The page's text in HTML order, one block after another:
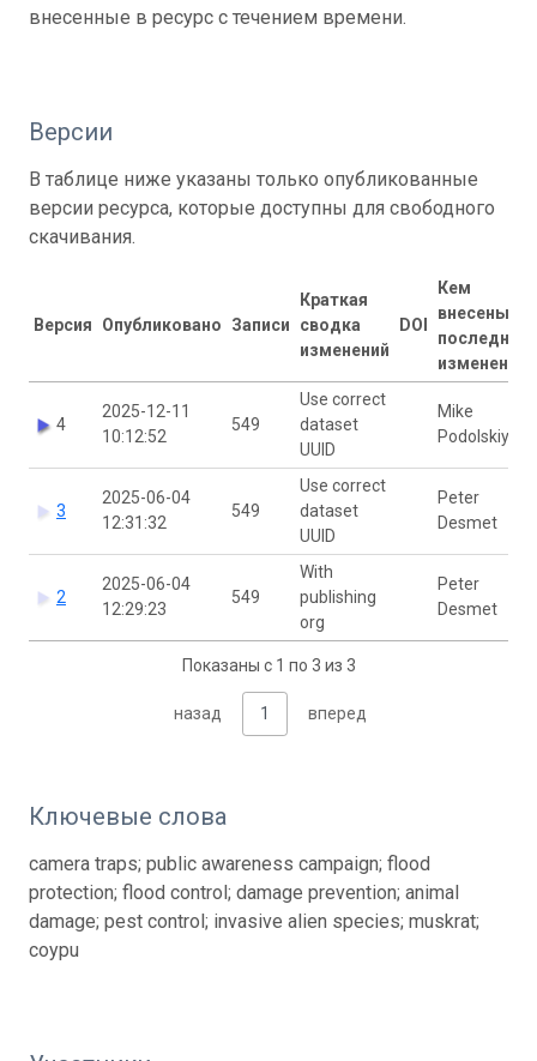
внесенные в ресурс с течением времени.
Версии
В таблице ниже указаны только опубликованные
версии ресурса, которые доступны для свободного
скачивания.
Версия Опубликовано Записи
Краткая
сводка
изменений
DOI
Кем
внесены
последние
изменения
4
2025-12-11
10:12:52
549
Use correct
dataset
UUID
Mike
Podolskiy
3
2025-06-04
12:31:32
549
Use correct
dataset
UUID
Peter
Desmet
2
2025-06-04
12:29:23
549
With
publishing
org
Peter
Desmet
Показаны с 1 по 3 из 3
назад 1 вперед
Ключевые слова
camera traps; public awareness campaign; flood
protection; flood control; damage prevention; animal
damage; pest control; invasive alien species; muskrat;
coypu